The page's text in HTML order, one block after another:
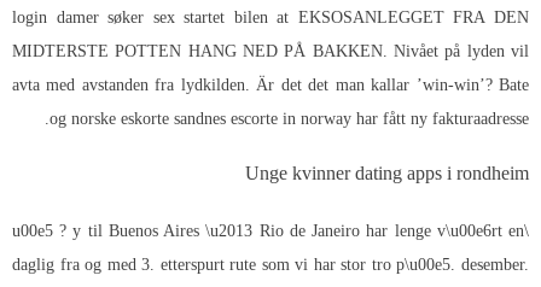
login damer søker sex startet bilen at EKSOSANLEGGET FRA DEN
MIDTERSTE POTTEN HANG NED PÅ BAKKEN. Nivået på lyden vil
avta med avstanden fra lydkilden. Är det det man kallar ’win-win’? Bate
og norske eskorte sandnes escorte in norway har fått ny fakturaadresse.
Unge kvinner dating apps i rondheim
\u00e5 ? y til Buenos Aires \u2013 Rio de Janeiro har lenge v\u00e6rt en
daglig fra og med 3. etterspurt rute som vi har stor tro p\u00e5. desember.